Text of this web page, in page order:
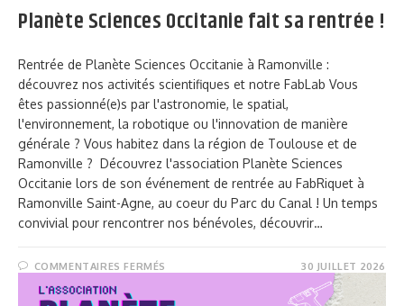
Planète Sciences Occitanie fait sa rentrée !
Rentrée de Planète Sciences Occitanie à Ramonville :
découvrez nos activités scientifiques et notre FabLab Vous
êtes passionné(e)s par l'astronomie, le spatial,
l'environnement, la robotique ou l'innovation de manière
générale ? Vous habitez dans la région de Toulouse et de
Ramonville ? Découvrez l'association Planète Sciences
Occitanie lors de son événement de rentrée au FabRiquet à
Ramonville Saint-Agne, au coeur du Parc du Canal ! Un temps
convivial pour rencontrer nos bénévoles, découvrir…
COMMENTAIRES FERMÉS 30 JUILLET 2026